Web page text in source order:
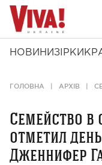
НОВИНИ ЗІРКИ
ГОЛОВНА АРХІВ
Семейство в
отметил
Дженнифер